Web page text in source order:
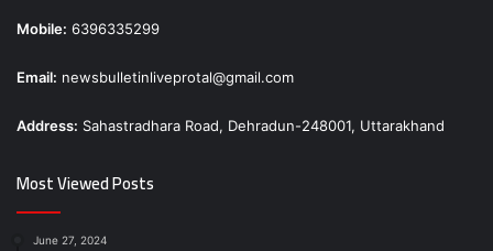
Mobile: 6396335299
Email: newsbulletinliveprotal@gmail.com
Address: Sahastradhara Road, Dehradun-248001, Uttarakhand
Most Viewed Posts
June 27, 2024